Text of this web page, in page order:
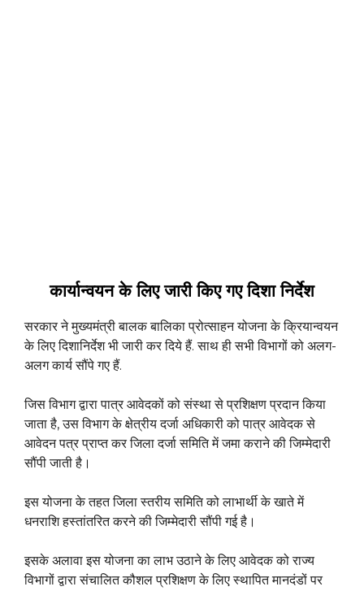
कार्यान्वयन के लिए जारी किए गए दिशा निर्देश
सरकार ने मुख्यमंत्री बालक बालिका प्रोत्साहन योजना के क्रियान्वयन
के लिए दिशानिर्देश भी जारी कर दिये हैं. साथ ही सभी विभागों को अलग-
अलग कार्य सौंपे गए हैं.
जिस विभाग द्वारा पात्र आवेदकों को संस्था से प्रशिक्षण प्रदान किया
जाता है, उस विभाग के क्षेत्रीय दर्जा अधिकारी को पात्र आवेदक से
आवेदन पत्र प्राप्त कर जिला दर्जा समिति में जमा कराने की जिम्मेदारी
सौंपी जाती है।
इस योजना के तहत जिला स्तरीय समिति को लाभार्थी के खाते में
धनराशि हस्तांतरित करने की जिम्मेदारी सौंपी गई है।
इसके अलावा इस योजना का लाभ उठाने के लिए आवेदक को राज्य
विभागों द्वारा संचालित कौशल प्रशिक्षण के लिए स्थापित मानदंडों पर